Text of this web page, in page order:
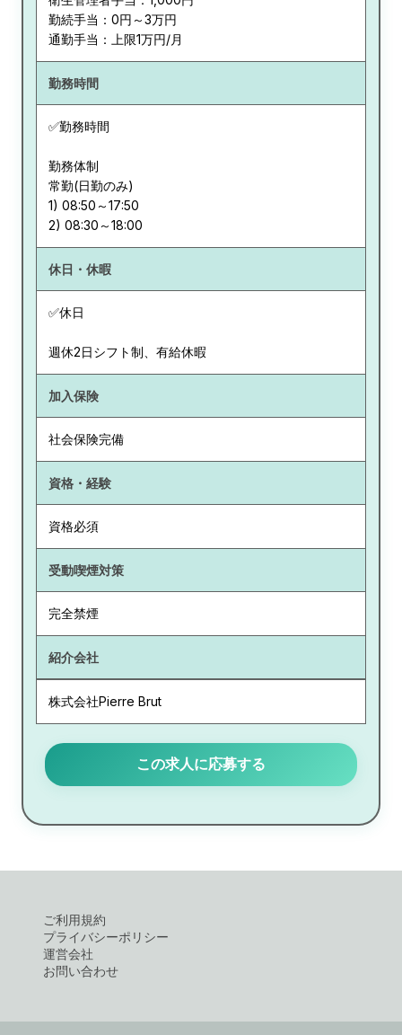
勤続手当：0円～3万円
通勤手当：上限1万円/月
勤務時間
✅勤務時間
勤務体制
常勤(日勤のみ)
1) 08:50～17:50
休日・休暇
✅休日
週休2日シフト制、有給休暇
加入保険
社会保険完備
資格・経験
資格必須
受動喫煙対策
完全禁煙
紹介会社
株式会社Pierre Brut
この求人に応募する
ご利用規約
プライバシーポリシー
運営会社
お問い合わせ